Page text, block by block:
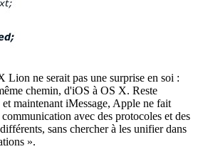
Lion ne serait pas une surprise en soi :
chemin, d'iOS à OS X. Reste
maintenant iMessage, Apple ne fait
avec des protocoles et des
sans chercher à les unifier dans
».